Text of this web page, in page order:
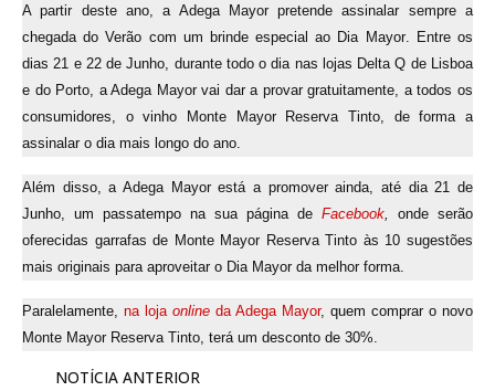
A partir deste ano, a Adega Mayor pretende assinalar sempre a
chegada do Verão com um brinde especial ao Dia Mayor. Entre os
dias 21 e 22 de Junho, durante todo o dia nas lojas Delta Q de Lisboa
e do Porto, a Adega Mayor vai dar a provar gratuitamente, a todos os
consumidores, o vinho Monte Mayor Reserva Tinto, de forma a
assinalar o dia mais longo do ano.
Além disso, a Adega Mayor está a promover ainda, até dia 21 de
Junho, um passatempo na sua página de Facebook
onde serão
oferecidas garrafas de Monte Mayor Reserva Tinto às 10 sugestões
mais originais para aproveitar o Dia Mayor da melhor forma.
Paralelamente, na loja online da Adega Mayor, quem comprar o novo
Monte Mayor Reserva Tinto, terá um desconto de 30%.
NOTÍCIA ANTERIOR